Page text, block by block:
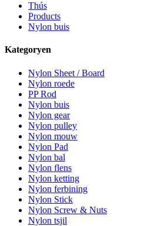
Thús
Products
Nylon buis
Kategoryen
Nylon Sheet / Board
Nylon roede
PP Rod
Nylon buis
Nylon gear
Nylon pulley
Nylon mouw
Nylon Pad
Nylon bal
Nylon flens
Nylon ketting
Nylon ferbining
Nylon Stick
Nylon Screw & Nuts
Nylon tsjil